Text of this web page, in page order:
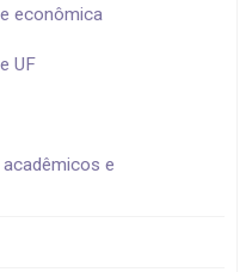
econômica
UF
e